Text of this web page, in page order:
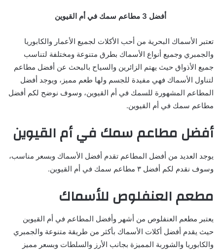
أفضل 3 مطاعم سمك في أم القيوين
تعتبر الأسماك البحرية من أحب الأكلات لجميع الأعمار والكابوريا
والجمبري وجميع أنواع الأسماك بطرق متنوعة ومختلفة لتناسب
جميع الأذواق حيث يهتم الزائرين والسياح بالبحث عن أفضل مطاعم
لتناول الأسماك فهي مفيدة للجسم ولها طعم مميز، ويوجد أفضل
المطاعم المشهورة للسمك في أم القيوين، وسوف نوضح لكم أفضل
مطاعم سمك في أم القيوين.
أفضل مطاعم سمك في أم القيوين
يوجد العديد من أفضل المطاعم تقدم أفضل الأسماك وبسعر مناسب،
وسوف نقدم لكم أفضل ٣ مطاعم سمك في أم القيوين.
مطعم العنفلوص للأسماك
يعتبر مطعم العنفلوص من أشهر وأفضل المطاعم في أم القيوين
حيث يقدم أفضل أكلات الأسماك بأكثر من طريقة متنوعة والجمبري
والكابوريا والشوربة المميزة بجانب الأرز والسلطات وبسعر مميز